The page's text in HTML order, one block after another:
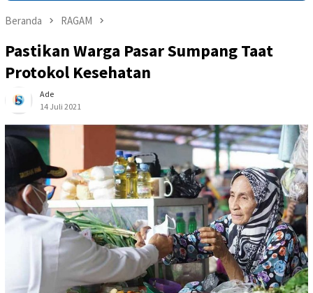
Beranda RAGAM
Pastikan Warga Pasar Sumpang Taat
Protokol Kesehatan
Ade
14 Juli 2021